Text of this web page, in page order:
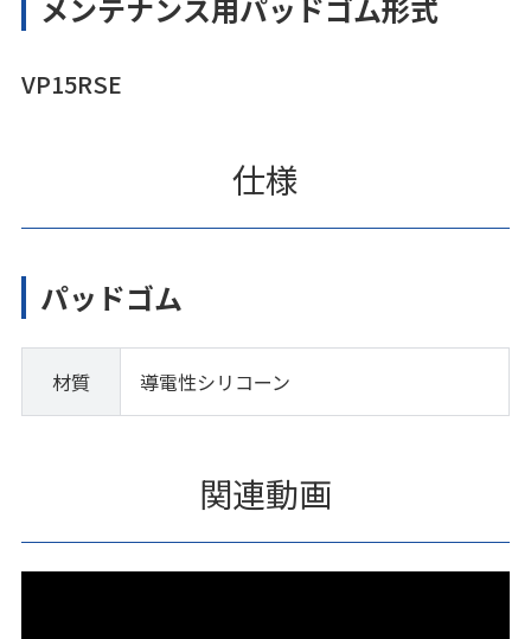
メンテナンス用パッドゴム形式
VP15RSE
仕様
パッドゴム
材質 導電性シリコーン
関連動画